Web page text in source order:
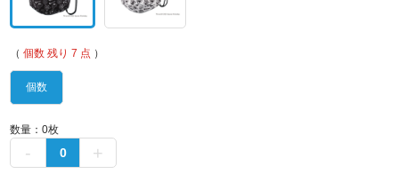
（個数 残り 7 点 ）
個数
数量：0枚